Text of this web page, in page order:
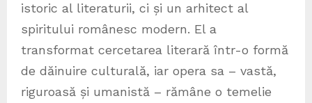
istoric al literaturii, ci și un arhitect al
spiritului românesc modern. El a
transformat cercetarea literară într-o formă
de dăinuire culturală, iar opera sa – vastă,
riguroasă și umanistă – rămâne o temelie